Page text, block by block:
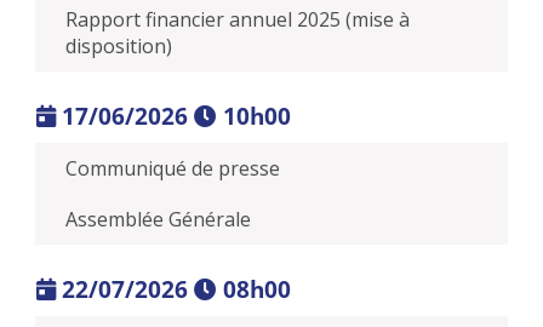
Rapport financier annuel 2025 (mise à
disposition)
17/06/2026 10h00
Communiqué de presse
Assemblée Générale
22/07/2026 08h00